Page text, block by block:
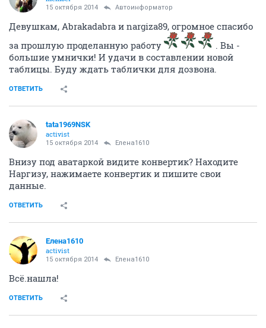
15 октября 2014 Автоинформатор
Девушкам, Abrakadabra и nargiza89, огромное спасибо
за прошлую проделанную работу
. Вы -
большие умнички! И удачи в составлении новой
таблицы. Буду ждать таблички для дозвона.
ОТВЕТИТЬ
tata1969NSK
activist
15 октября 2014 Елена1610
Внизу под аватаркой видите конвертик? Находите
Наргизу, нажимаете конвертик и пишите свои
данные.
ОТВЕТИТЬ
Елена1610
activist
15 октября 2014 Елена1610
Всё.нашла!
ОТВЕТИТЬ